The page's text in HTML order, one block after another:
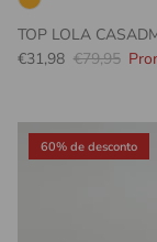
TOP LOLA
Preço promocional
€31,98 Preço
€79,95
60% de desconto